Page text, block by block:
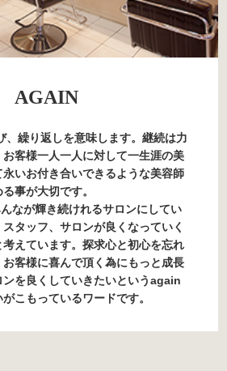
AGAIN
繰り返しを意味します。継続は力
客様一人一人に対して一生涯の美
いお付き合いできるような美容師
事が大切です。
なが輝き続けれるサロンにしてい
タッフ、サロンが良くなっていく
えています。探求心と初心を忘れ
客様に喜んで頂く為にもっと成長
ンを良くしていきたいというagain
こもっているワードです。